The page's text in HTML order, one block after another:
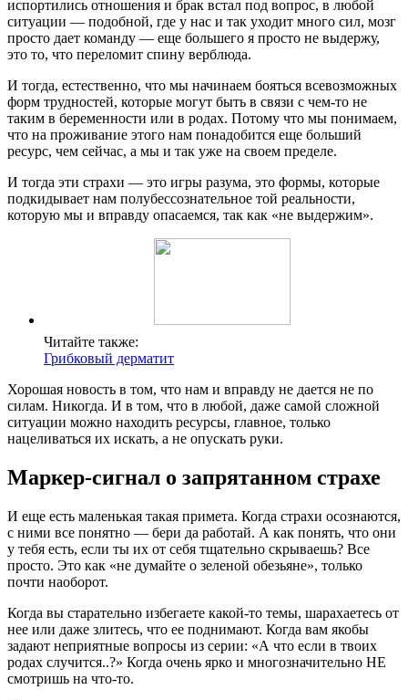
испортились отношения и брак встал под вопрос, в любой
ситуации — подобной, где у нас и так уходит много сил, мозг
просто дает команду — еще большего я просто не выдержу,
это то, что переломит спину верблюда.
И тогда, естественно, что мы начинаем бояться всевозможных
форм трудностей, которые могут быть в связи с чем-то не
таким в беременности или в родах. Потому что мы понимаем,
что на проживание этого нам понадобится еще больший
ресурс, чем сейчас, а мы и так уже на своем пределе.
И тогда эти страхи — это игры разума, это формы, которые
подкидывает нам полубессознательное той реальности,
которую мы и вправду опасаемся, так как «не выдержим».
Читайте также:
Грибковый дерматит
Хорошая новость в том, что нам и вправду не дается не по
силам. Никогда. И в том, что в любой, даже самой сложной
ситуации можно находить ресурсы, главное, только
нацеливаться их искать, а не опускать руки.
Маркер-сигнал о запрятанном страхе
И еще есть маленькая такая примета. Когда страхи осознаются,
с ними все понятно — бери да работай. А как понять, что они
у тебя есть, если ты их от себя тщательно скрываешь? Все
просто. Это как «не думайте о зеленой обезьяне», только
почти наоборот.
Когда вы старательно избегаете какой-то темы, шарахаетесь от
нее или даже злитесь, что ее поднимают. Когда вам якобы
задают неприятные вопросы из серии: «А что если в твоих
родах случится..?» Когда очень ярко и многозначительно НЕ
смотришь на что-то.